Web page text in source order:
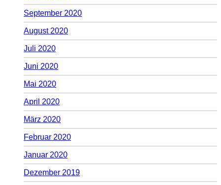
September 2020
August 2020
Juli 2020
Juni 2020
Mai 2020
April 2020
März 2020
Februar 2020
Januar 2020
Dezember 2019